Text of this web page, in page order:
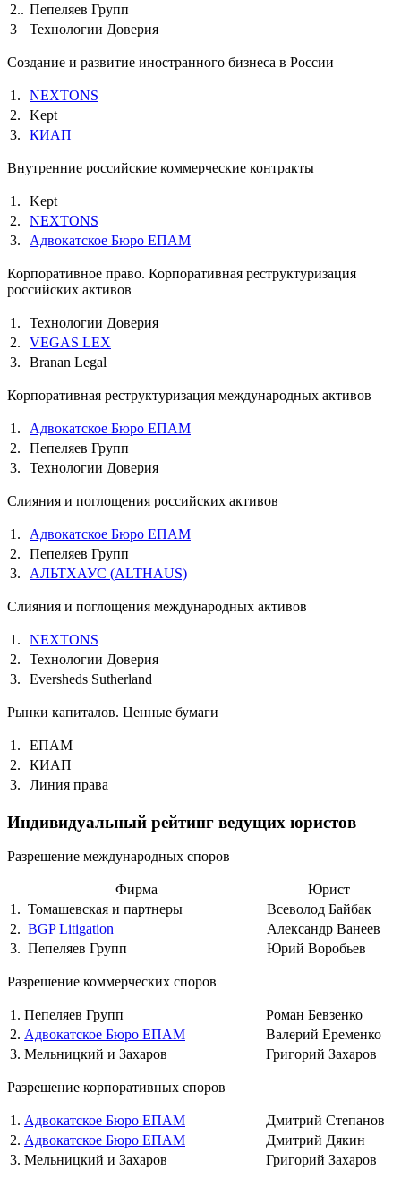
2.. Пепеляев Групп
3
Технологии Доверия
Создание и развитие иностранного бизнеса в России
1.
NEXTONS
2.
Kept
3.
КИАП
Внутренние российские коммерческие контракты
1.
Kept
2.
NEXTONS
3.
Адвокатское Бюро ЕПАМ
Корпоративное право. Корпоративная реструктуризация
российских активов
1.
Технологии Доверия
2.
VEGAS LEX
3.
Branan Legal
Корпоративная реструктуризация международных активов
1.
Адвокатское Бюро ЕПАМ
2.
Пепеляев Групп
3.
Технологии Доверия
Слияния и поглощения российских активов
1.
Адвокатское Бюро ЕПАМ
2.
Пепеляев Групп
3.
АЛЬТХАУС (ALTHAUS)
Слияния и поглощения международных активов
1.
NEXTONS
2.
Технологии Доверия
3.
Eversheds Sutherland
Рынки капиталов. Ценные бумаги
1.
ЕПАМ
2.
КИАП
3.
Линия права
Индивидуальный рейтинг ведущих юристов
Разрешение международных споров
Фирма
Юрист
1. Томашевская и партнеры
Всеволод Байбак
2. BGP Litigation
Александр Ванеев
3. Пепеляев Групп Юрий Воробьев
Разрешение коммерческих споров
1. Пепеляев Групп
Роман Бевзенко
2. Адвокатское Бюро ЕПАМ
Валерий Еременко
3. Мельницкий и Захаров Григорий Захаров
Разрешение корпоративных споров
1. Адвокатское Бюро ЕПАМ
Дмитрий Степанов
2. Адвокатское Бюро ЕПАМ
Дмитрий Дякин
3. Мельницкий и Захаров Григорий Захаров